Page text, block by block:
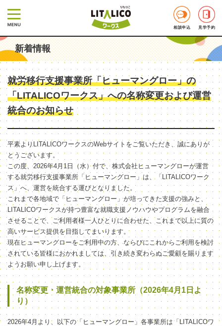
相談申込 見学予約
新着情報
就労移行支援事業所「ヒューマングロー」の
「LITALICOワークス」への名称変更および運営
統合のお知らせ
平素よりLITALICOワークスのWebサイトをご覧いただき、誠にありが
とうございます。
この度、2026年4月1日（水）付で、株式会社ヒューマングローが運営
する就労移行支援事業所「ヒューマングロー」は、「LITALICOワーク
ス」へ、運営を統合する運びとなりました。
これまで各地域で「ヒューマングロー」が培ってきた支援の強みと、
LITALICOワークスが持つ豊富な就職支援ノウハウやプログラムを融合
させることで、ご利用者様一人ひとりに合わせた、これまで以上に質の
高いサービス提供を目指してまいります。
現在ヒューマングローをご利用中の方、ならびにこれからご利用を検討
されている皆様におかれましては、引き続き変わらぬご愛顧を賜ります
ようお願い申し上げます。
名称変更・運営統合の対象事業所（2026年4月1日よ
り）
2026年4月より、以下の「ヒューマングロー」各事業所は「LITALICOワ